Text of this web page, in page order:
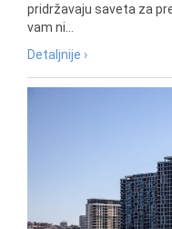
pridržavaju saveta za
vam ni...
Detaljnije ›